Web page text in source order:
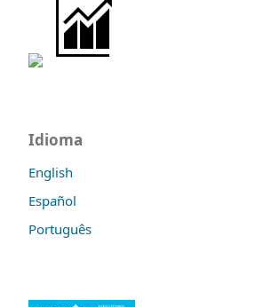
Idioma
English
Español
Português